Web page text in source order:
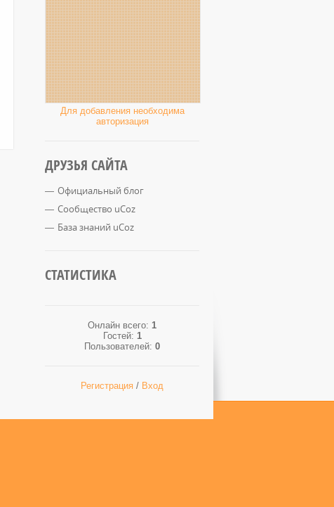
Для добавления необходима
авторизация
ДРУЗЬЯ САЙТА
Официальный блог
Сообщество uCoz
База знаний uCoz
СТАТИСТИКА
Онлайн всего: 1
Гостей: 1
Пользователей: 0
Регистрация / Вход